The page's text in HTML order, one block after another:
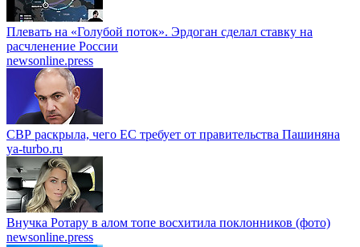
Плевать на «Голубой поток». Эрдоган сделал ставку на
расчленение России
newsonline.press
СВР раскрыла, чего ЕС требует от правительства Пашиняна
ya-turbo.ru
Внучка Ротару в алом топе восхитила поклонников (фото)
newsonline.press